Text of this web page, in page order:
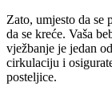
Zato, umjesto da se
da se kreće. Vaša
vježbanje je jedan
cirkulaciju i
posteljice.